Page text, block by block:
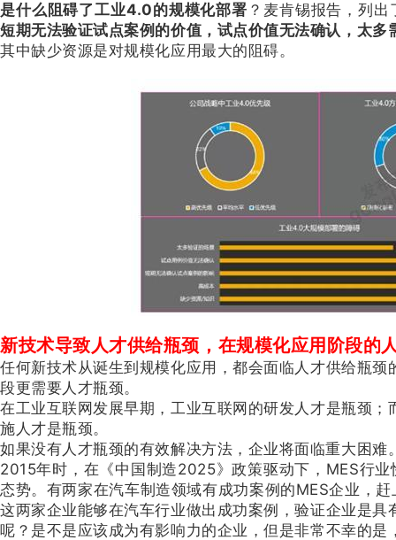
是什么阻碍了工业4.0的规模化部署 ？麦肯锡报告，列
短期无法验证试点案例的价值，试点价值无法确认，太多
其中缺少资源是对规模化应用最大的阻碍。
新技术导致人才供给瓶颈，在规模化应用阶段的
任何新技术从诞生到规模化应用，都会面临人才供给瓶
段更需要人才瓶颈。
在工业互联网发展早期，工业互联网的研发人才是瓶颈
施人才是瓶颈。
如果没有人才瓶颈的有效解决方法，企业将面临重大困难
2015年时，在《中国制造2025》政策驱动下，MES行
态势。有两家在汽车制造领域有成功案例的MES企业，
这两家企业能够在汽车行业做出成功案例，验证企业是
呢？是不是应该成为有影响力的企业，但是非常不幸的